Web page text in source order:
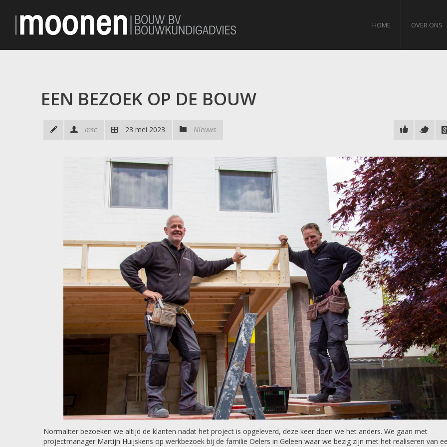
HOME OVER ONS
EEN BEZOEK OP DE BOUW
msc 23 mei 2023 Nieuws
Normaliter bezoeken we altijd de klanten nadat het project is opgeleverd, deze keer doen we het anders. We gaan met
projectmanager Martijn Huijskens op werkbezoek bij de familie Oelers in Geleen waar we bezig zijn met het realiseren van